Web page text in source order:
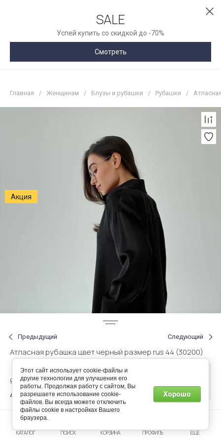
SALE
Успей купить со скидкой до -70%
Смотреть
Главная / Женщинам / Блузы и рубашки / Рубашки /
Акция
Предыдущий Следующий
Атласная рубашка цвет черный размер rus 44 (30200)
Артикул: 270930144
97.00 р.
48.50 р.
наличии
КАТАЛОГ ПОИСК КОРЗИНА ПРОФИЛЬ ЕЩЕ
Этот сайт использует cookie-файлы и
другие технологии для улучшения его
работы. Продолжая работу с сайтом, Вы
разрешаете использование cookie-
файлов. Вы всегда можете отключить
файлы cookie в настройках Вашего
браузера.
Хорошо